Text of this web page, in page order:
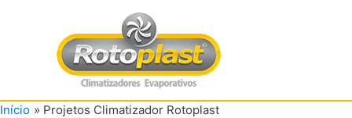
Início Projetos Climatizador Rotoplast